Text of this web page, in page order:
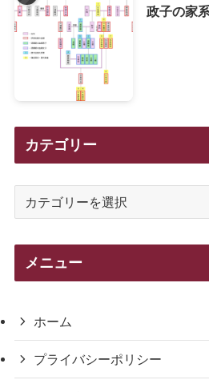
政子の家
カテゴリー
メニュー
ホーム
プライバシーポリシー